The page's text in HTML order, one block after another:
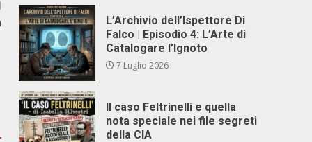
L’Archivio dell’Ispettore Di
Falco | Episodio 4: L’Arte di
Catalogare l’Ignoto
7 Luglio 2026
Il caso Feltrinelli e quella
nota speciale nei file segreti
della CIA